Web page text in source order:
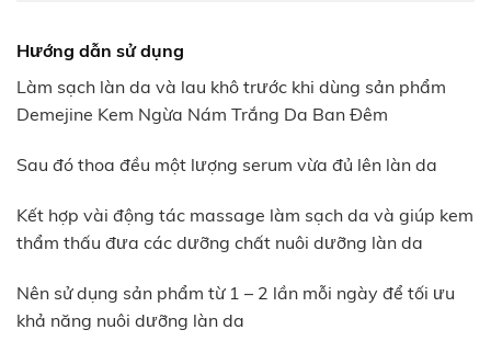
Hướng dẫn sử dụng
Làm sạch làn da và lau khô trước khi dùng sản phẩm
Demejine Kem Ngừa Nám Trắng Da Ban Đêm
Sau đó thoa đều một lượng serum vừa đủ lên làn da
Kết hợp vài động tác massage làm sạch da và giúp kem
thẩm thấu đưa các dưỡng chất nuôi dưỡng làn da
Nên sử dụng sản phẩm từ 1 – 2 lần mỗi ngày để tối ưu
khả năng nuôi dưỡng làn da